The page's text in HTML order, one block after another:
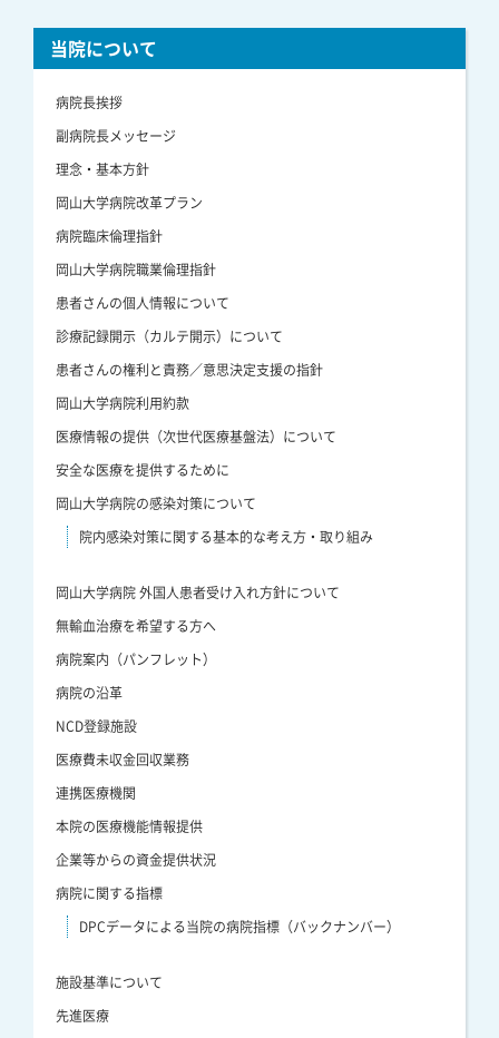
当院について
病院長挨拶
副病院長メッセージ
理念・基本方針
岡山大学病院改革プラン
病院臨床倫理指針
岡山大学病院職業倫理指針
患者さんの個人情報について
診療記録開示（カルテ開示）について
患者さんの権利と責務／意思決定支援の指針
岡山大学病院利用約款
医療情報の提供（次世代医療基盤法）について
安全な医療を提供するために
岡山大学病院の感染対策について
院内感染対策に関する基本的な考え方・取り組み
岡山大学病院 外国人患者受け入れ方針について
無輸血治療を希望する方へ
病院案内（パンフレット）
病院の沿革
NCD登録施設
医療費未収金回収業務
連携医療機関
本院の医療機能情報提供
企業等からの資金提供状況
病院に関する指標
DPCデータによる当院の病院指標（バックナンバー）
施設基準について
先進医療